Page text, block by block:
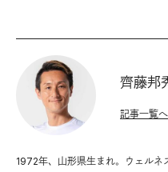
齊藤邦
1972年、山形県生まれ。ウェルネ
記事一覧へ